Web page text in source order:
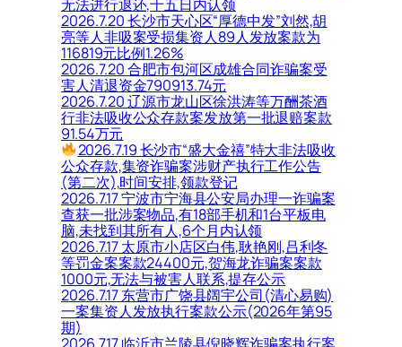
无法进行退还,十五日内认领
2026.7.20 长沙市天心区“厚德中发”刘然,胡
亮等人非吸案受损集资人89人发放案款为
116819元比例1.26%
2026.7.20 合肥市包河区成雄合同诈骗案受
害人清退资金790913.74元
2026.7.20 辽源市龙山区徐洪涛等万酬茶酒
行非法吸收公众存款案发放第一批退赔案款
91.54万元
2026.7.19 长沙市“盛大金禧”特大非法吸收
公众存款,集资诈骗案涉财产执行工作公告
(第二次),时间安排,领款登记
2026.7.17 宁波市宁海县公安局办理一诈骗案
查获一批涉案物品,有18部手机和1台平板电
脑,未找到其所有人,6个月内认领
2026.7.17 太原市小店区白伟,耿艳刚,吕利冬
等罚金案案款24400元,贺海龙诈骗案案款
1000元,无法与被害人联系,提存公示
2026.7.17 东营市广饶县阔宇公司(清心易购)
一案集资人发放执行案款公示(2026年第95
期)